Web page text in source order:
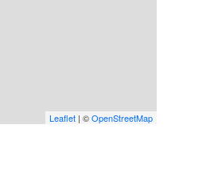
Leaflet | ©OpenStreetMap